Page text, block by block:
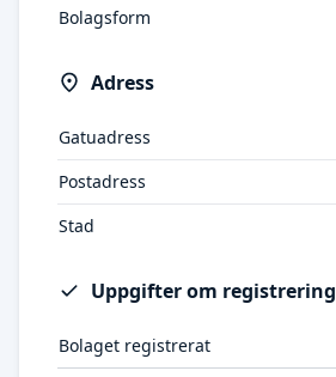
Bolagsform
Adress
Gatuadress
Postadress
Stad
Uppgifter om registrering
Bolaget registrerat